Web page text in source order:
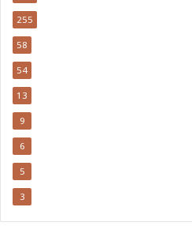
255
58
54
13
9
6
5
3